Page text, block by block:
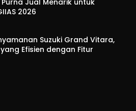
Jual Menarik untuk
2026
Suzuki Grand Vitara,
Efisien dengan Fitur